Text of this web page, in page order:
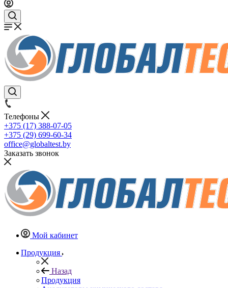
Телефоны
+375 (17) 388-07-05
+375 (29) 699-60-34
office@globaltest.by
Заказать звонок
Мой кабинет
Продукция
Назад
Продукция